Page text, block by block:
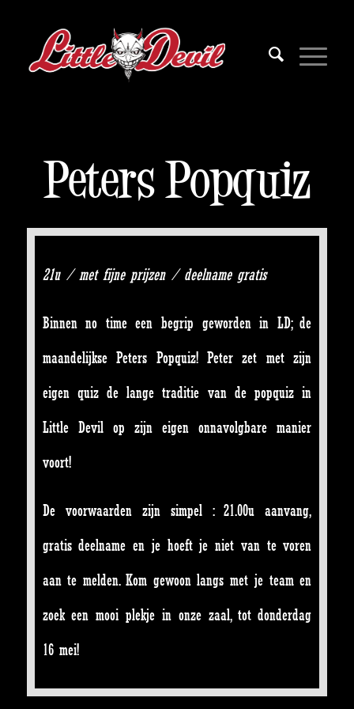
Peters Popquiz
21u / met fijne prijzen / deelname gratis
Binnen no time een begrip geworden in LD; de
maandelijkse Peters Popquiz! Peter zet met zijn
eigen quiz de lange traditie van de popquiz in
Little Devil op zijn eigen onnavolgbare manier
voort!
De voorwaarden zijn simpel : 21.00u aanvang,
gratis deelname en je hoeft je niet van te voren
aan te melden. Kom gewoon langs met je team en
zoek een mooi plekje in onze zaal, tot donderdag
16 mei!